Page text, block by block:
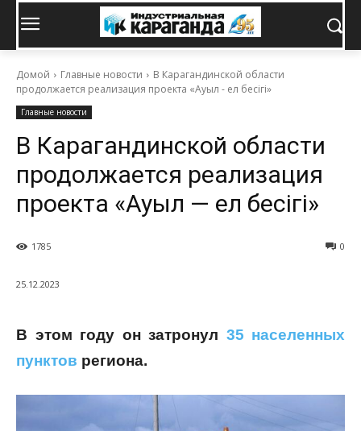
Домой Главные новости
В Карагандинской области
продолжается реализация проекта «Ауыл - ел бесігі»
Главные новости
В Карагандинской области
продолжается реализация
проекта «Ауыл — ел бесігі»
0
1785
25.12.2023
В этом году он затронул 35 населенных
пунктов региона.